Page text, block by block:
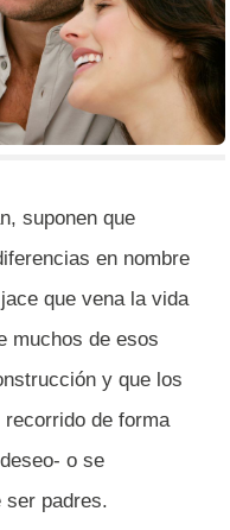
suponen que
en nombre
que vena la vida
muchos de esos
y que los
de forma
o se
ser padres.